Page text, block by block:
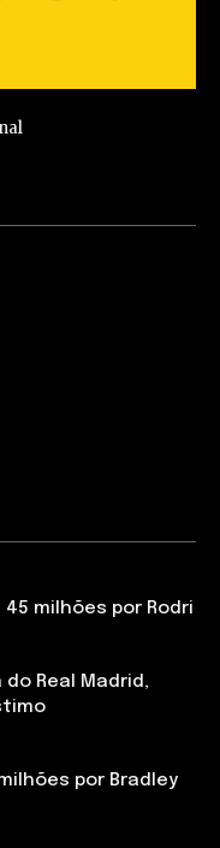
milhões por Rodri
Real Madrid,
por Bradley